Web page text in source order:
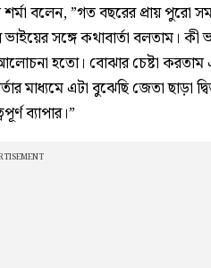
বলেন, ”গত বছরের প্রায় পুরো
সঙ্গে কথাবার্তা বলতাম। কী
হতো। বোঝার চেষ্টা করতাম
মাধ্যমে এটা বুঝেছি জেতা ছাড়া
ব্যাপার।”